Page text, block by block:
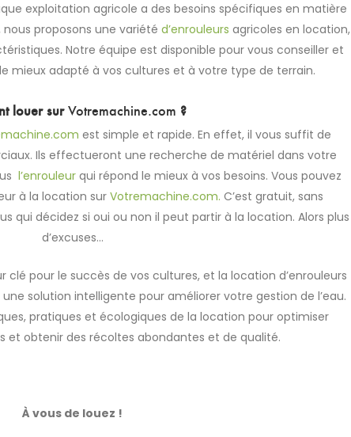
exploitation agricole a des besoins spécifiques en matière
nous proposons une variété d’enrouleurs agricoles en location,
Notre équipe est disponible pour vous conseiller et
mieux adapté à vos cultures et à votre type de terrain.
louer surVotremachine.com ?
est simple et rapide. En effet, il vous suffit de
Ils effectueront une recherche de matériel dans votre
l’enrouleur qui répond le mieux à vos besoins. Vous pouvez
à la location surVotremachine.com. C’est gratuit, sans
qui décidez si oui ou non il peut partir à la location. Alors plus
d’excuses…
clé pour le succès de vos cultures, et la location d’enrouleurs
solution intelligente pour améliorer votre gestion de l’eau.
pratiques et écologiques de la location pour optimiser
et obtenir des récoltes abondantes et de qualité.
À vous de louez !